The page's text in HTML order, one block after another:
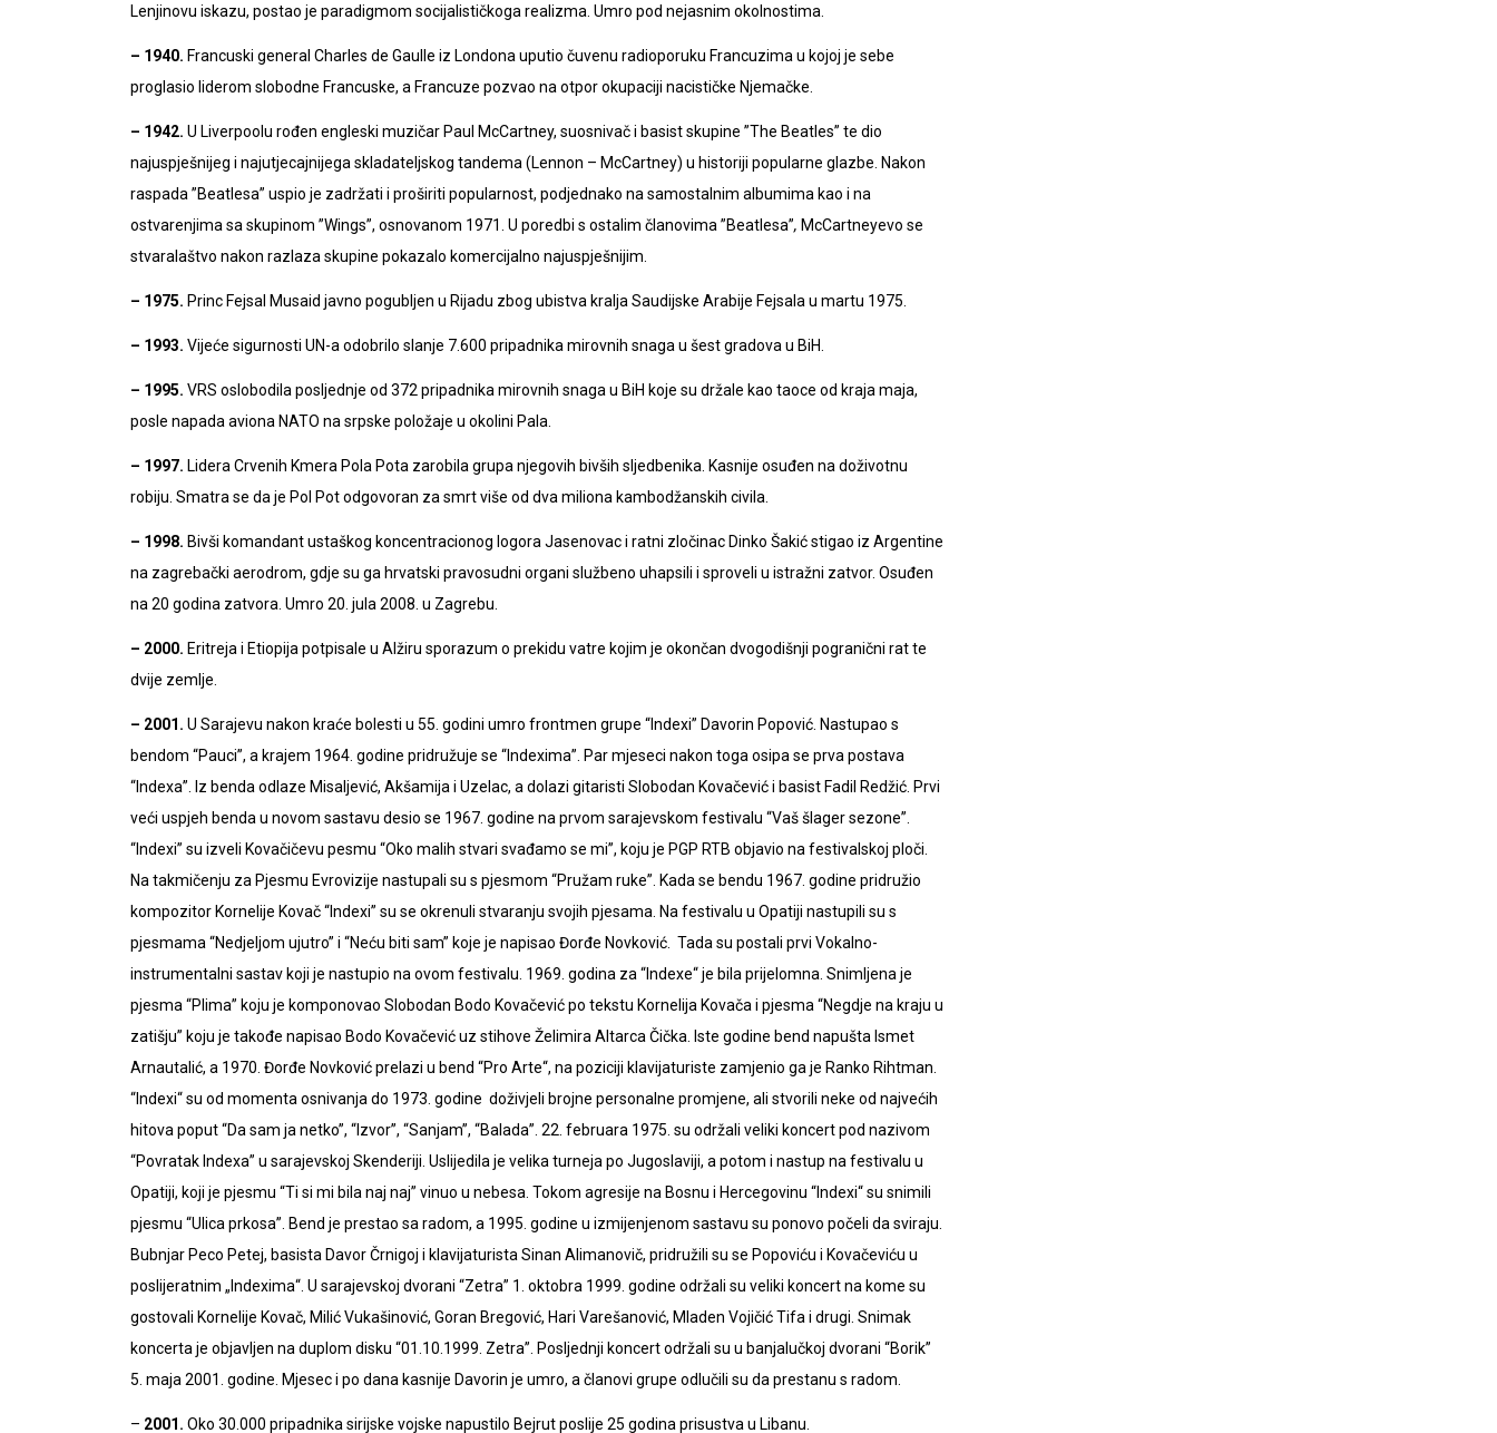
Lenjinovu iskazu, postao je paradigmom socijalističkoga realizma. Umro pod nejasnim okolnostima.
– 1940. Francuski general Charles de Gaulle iz Londona uputio čuvenu radioporuku Francuzima u kojoj je sebe
proglasio liderom slobodne Francuske, a Francuze pozvao na otpor okupaciji nacističke Njemačke.
– 1942. U Liverpoolu rođen engleski muzičar Paul McCartney, suosnivač i basist skupine ”The Beatles” te dio
najuspješnijeg i najutjecajnijega skladateljskog tandema (Lennon – McCartney) u historiji popularne glazbe. Nakon
raspada ”Beatlesa” uspio je zadržati i proširiti popularnost, podjednako na samostalnim albumima kao i na
ostvarenjima sa skupinom ”Wings”, osnovanom 1971. U poredbi s ostalim članovima ”Beatlesa”, McCartneyevo se
stvaralaštvo nakon razlaza skupine pokazalo komercijalno najuspješnijim.
– 1975. Princ Fejsal Musaid javno pogubljen u Rijadu zbog ubistva kralja Saudijske Arabije Fejsala u martu 1975.
– 1993. Vijeće sigurnosti UN-a odobrilo slanje 7.600 pripadnika mirovnih snaga u šest gradova u BiH.
– 1995. VRS oslobodila posljednje od 372 pripadnika mirovnih snaga u BiH koje su držale kao taoce od kraja maja,
posle napada aviona NATO na srpske položaje u okolini Pala.
– 1997. Lidera Crvenih Kmera Pola Pota zarobila grupa njegovih bivših sljedbenika. Kasnije osuđen na doživotnu
robiju. Smatra se da je Pol Pot odgovoran za smrt više od dva miliona kambodžanskih civila.
– 1998. Bivši komandant ustaškog koncentracionog logora Jasenovac i ratni zločinac Dinko Šakić stigao iz Argentine
na zagrebački aerodrom, gdje su ga hrvatski pravosudni organi službeno uhapsili i sproveli u istražni zatvor. Osuđen
na 20 godina zatvora. Umro 20. jula 2008. u Zagrebu.
– 2000. Eritreja i Etiopija potpisale u Alžiru sporazum o prekidu vatre kojim je okončan dvogodišnji pogranični rat te
dvije zemlje.
– 2001. U Sarajevu nakon kraće bolesti u 55. godini umro frontmen grupe “Indexi” Davorin Popović. Nastupao s
bendom “Pauci”, a krajem 1964. godine pridružuje se “Indexima”. Par mjeseci nakon toga osipa se prva postava
“Indexa”. Iz benda odlaze Misaljević, Akšamija i Uzelac, a dolazi gitaristi Slobodan Kovačević i basist Fadil Redžić. Prvi
veći uspjeh benda u novom sastavu desio se 1967. godine na prvom sarajevskom festivalu “Vaš šlager sezone”.
“Indexi” su izveli Kovačičevu pesmu “Oko malih stvari svađamo se mi”, koju je PGP RTB objavio na festivalskoj ploči.
Na takmičenju za Pjesmu Evrovizije nastupali su s pjesmom “Pružam ruke”. Kada se bendu 1967. godine pridružio
kompozitor Kornelije Kovač “Indexi” su se okrenuli stvaranju svojih pjesama. Na festivalu u Opatiji nastupili su s
pjesmama “Nedjeljom ujutro” i “Neću biti sam” koje je napisao Đorđe Novković. Tada su postali prvi Vokalno-
instrumentalni sastav koji je nastupio na ovom festivalu. 1969. godina za “Indexe“ je bila prijelomna. Snimljena je
pjesma “Plima” koju je komponovao Slobodan Bodo Kovačević po tekstu Kornelija Kovača i pjesma “Negdje na kraju u
zatišju” koju je takođe napisao Bodo Kovačević uz stihove Želimira Altarca Čička. Iste godine bend napušta Ismet
Arnautalić, a 1970. Đorđe Novković prelazi u bend “Pro Arte“, na poziciji klavijaturiste zamjenio ga je Ranko Rihtman.
“Indexi“ su od momenta osnivanja do 1973. godine doživjeli brojne personalne promjene, ali stvorili neke od najvećih
hitova poput “Da sam ja netko”, “Izvor”, “Sanjam”, “Balada”. 22. februara 1975. su održali veliki koncert pod nazivom
“Povratak Indexa” u sarajevskoj Skenderiji. Uslijedila je velika turneja po Jugoslaviji, a potom i nastup na festivalu u
Opatiji, koji je pjesmu “Ti si mi bila naj naj” vinuo u nebesa. Tokom agresije na Bosnu i Hercegovinu “Indexi“ su snimili
pjesmu “Ulica prkosa”. Bend je prestao sa radom, a 1995. godine u izmijenjenom sastavu su ponovo počeli da sviraju.
Bubnjar Peco Petej, basista Davor Črnigoj i klavijaturista Sinan Alimanovič, pridružili su se Popoviću i Kovačeviću u
poslijeratnim „Indexima“. U sarajevskoj dvorani “Zetra” 1. oktobra 1999. godine održali su veliki koncert na kome su
gostovali Kornelije Kovač, Milić Vukašinović, Goran Bregović, Hari Varešanović, Mladen Vojičić Tifa i drugi. Snimak
koncerta je objavljen na duplom disku “01.10.1999. Zetra”. Posljednji koncert održali su u banjalučkoj dvorani “Borik”
5. maja 2001. godine. Mjesec i po dana kasnije Davorin je umro, a članovi grupe odlučili su da prestanu s radom.
– 2001. Oko 30.000 pripadnika sirijske vojske napustilo Bejrut poslije 25 godina prisustva u Libanu.